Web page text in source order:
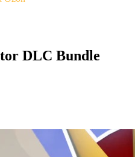
DLC Bundle